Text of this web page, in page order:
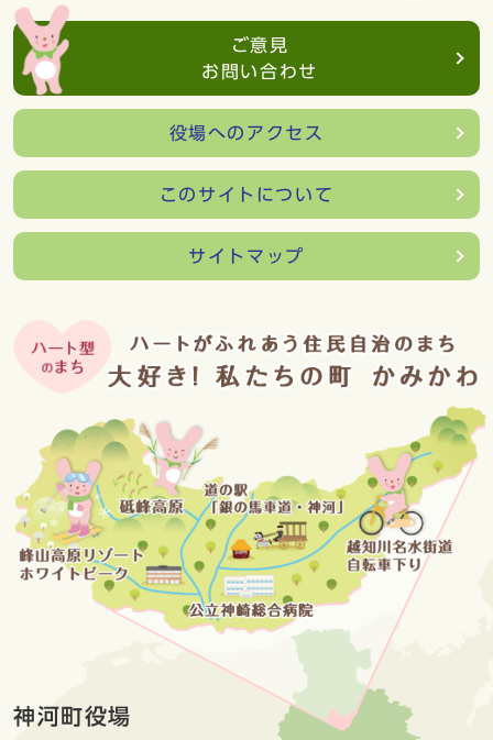
ご意見
お問い合わせ
役場へのアクセス
このサイトについて
サイトマップ
神河町役場